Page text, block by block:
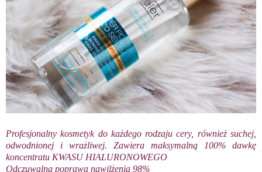
Profesjonalny kosmetyk do każdego rodzaju cery, również suchej,
odwodnionej i wrażliwej. Zawiera maksymalną 100% dawkę
koncentratu KWASU HIALURONOWEGO
Odczuwalna poprawa nawilżenia 98%